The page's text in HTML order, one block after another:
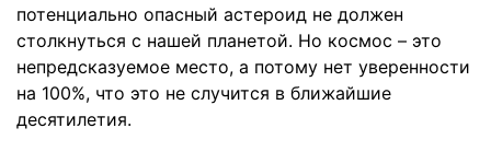
потенциально опасный астероид не должен
столкнуться с нашей планетой. Но космос – это
непредсказуемое место, а потому нет уверенности
на 100%, что это не случится в ближайшие
десятилетия.